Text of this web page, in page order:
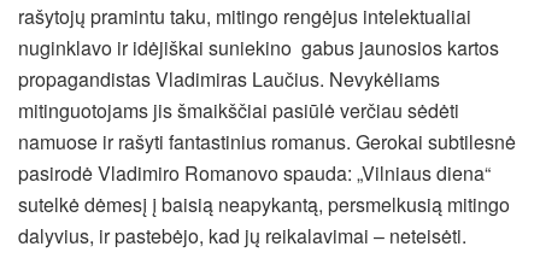
rašytojų pramintu taku, mitingo rengėjus intelektualiai
nuginklavo ir idėjiškai suniekino gabus jaunosios kartos
propagandistas Vladimiras Laučius. Nevykėliams
mitinguotojams jis šmaikščiai pasiūlė verčiau sėdėti
namuose ir rašyti fantastinius romanus. Gerokai subtilesnė
pasirodė Vladimiro Romanovo spauda: „Vilniaus diena“
sutelkė dėmesį į baisią neapykantą, persmelkusią mitingo
dalyvius, ir pastebėjo, kad jų reikalavimai – neteisėti.